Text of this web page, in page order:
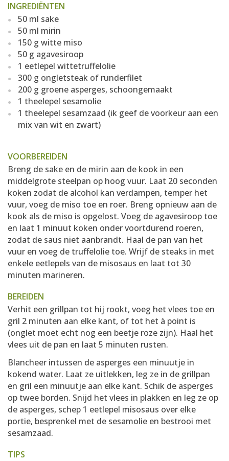
INGREDIËNTEN
50 ml sake
50 ml mirin
150 g witte miso
50 g agavesiroop
1 eetlepel wittetruffelolie
300 g ongletsteak of runderfilet
200 g groene asperges, schoongemaakt
1 theelepel sesamolie
1 theelepel sesamzaad (ik geef de voorkeur aan een
mix van wit en zwart)
VOORBEREIDEN
Breng de sake en de mirin aan de kook in een
middelgrote steelpan op hoog vuur. Laat 20 seconden
koken zodat de alcohol kan verdampen, temper het
vuur, voeg de miso toe en roer. Breng opnieuw aan de
kook als de miso is opgelost. Voeg de agavesiroop toe
en laat 1 minuut koken onder voortdurend roeren,
zodat de saus niet aanbrandt. Haal de pan van het
vuur en voeg de truffelolie toe. Wrijf de steaks in met
enkele eetlepels van de misosaus en laat tot 30
minuten marineren.
BEREIDEN
Verhit een grillpan tot hij rookt, voeg het vlees toe en
gril 2 minuten aan elke kant, of tot het à point is
(onglet moet echt nog een beetje roze zijn). Haal het
vlees uit de pan en laat 5 minuten rusten.
Blancheer intussen de asperges een minuutje in
kokend water. Laat ze uitlekken, leg ze in de grillpan
en gril een minuutje aan elke kant. Schik de asperges
op twee borden. Snijd het vlees in plakken en leg ze op
de asperges, schep 1 eetlepel misosaus over elke
portie, besprenkel met de sesamolie en bestrooi met
sesamzaad.
TIPS